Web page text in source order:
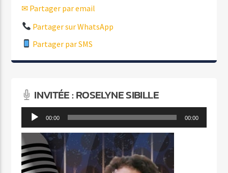
✉ Partager par email
Partager sur WhatsApp
Partager par SMS
INVITÉE : ROSELYNE SIBILLE
Lecteur 00:00 00:00